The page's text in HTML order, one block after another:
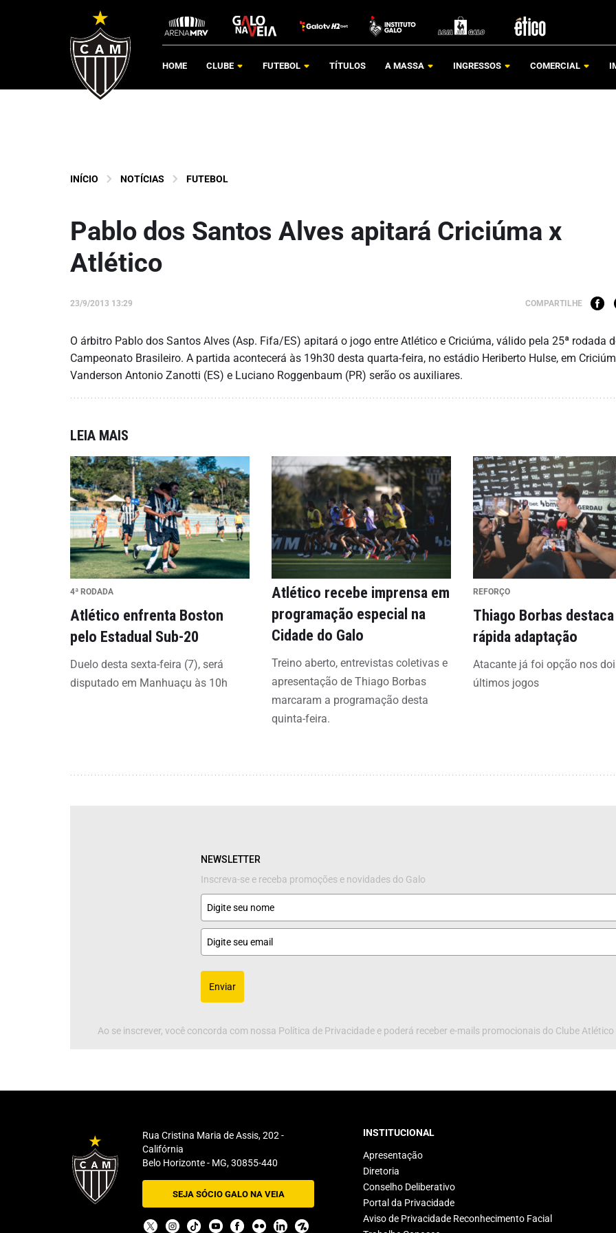
HOME CLUBE FUTEBOL TÍTULOS A MASSA INGRESSOS COMERCIAL
INÍCIO NOTÍCIAS FUTEBOL
Pablo dos Santos Alves apitará Criciúma x
Atlético
23/9/2013 13:29 COMPARTILHE
O árbitro Pablo dos Santos Alves (Asp. Fifa/ES) apitará o jogo entre Atlético e Criciúma, válido pela 25ª rodada
Campeonato Brasileiro. A partida acontecerá às 19h30 desta quarta-feira, no estádio Heriberto Hulse, em
Vanderson Antonio Zanotti (ES) e Luciano Roggenbaum (PR) serão os auxiliares.
LEIA MAIS
4ª RODADA
Atlético enfrenta Boston
pelo Estadual Sub-20
Duelo desta sexta-feira (7), será
disputado em Manhuaçu às 10h
Atlético recebe imprensa em
programação especial na
Cidade do Galo
Treino aberto, entrevistas coletivas e
apresentação de Thiago Borbas
marcaram a programação desta
quinta-feira.
REFORÇO
Thiago Borbas destaca
rápida adaptação
Atacante já foi opção nos
últimos jogos
NEWSLETTER
Inscreva-se e receba promoções e novidades do Galo
Enviar
Ao se inscrever, você concorda com nossa Política de Privacidade e poderá receber e-mails promocionais do Clube
Rua Cristina Maria de Assis, 202 -
Califórnia
Belo Horizonte - MG, 30855-440
SEJA SÓCIO GALO NA VEIA
INSTITUCIONAL
Apresentação
Diretoria
Conselho Deliberativo
Portal da Privacidade
Aviso de Privacidade Reconhecimento Facial